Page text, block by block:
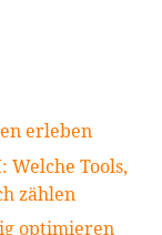
erleben
Tools,
zählen
optimieren